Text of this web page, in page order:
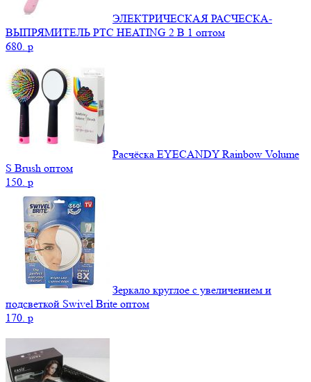
ЭЛЕКТРИЧЕСКАЯ РАСЧЕСКА-
ВЫПРЯМИТЕЛЬ PTC HEATING 2 В 1 оптом
680. p
Расчёска EYECANDY Rainbow Volume
S Brush оптом
150. p
Зеркало круглое с увеличением и
подсветкой Swivel Brite оптом
170. p